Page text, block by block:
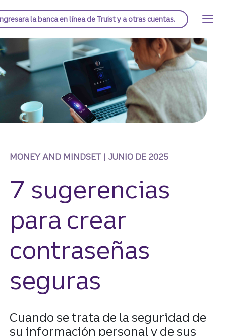
al
contenido
principal
Página de inicio de Truist
a la banca en línea de Truist y a otras cuentas.
7 sugerencias
para crear
contraseñas
seguras
MONEY AND MINDSET | JUNIO DE 2025
Cuando se trata de la seguridad de
su información personal y de sus